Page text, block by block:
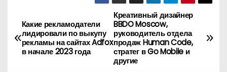
Н
а
Креативный дизайнер
BBDO Moscow,
руководитель отдела
продаж Human Code,
стратег в Go Mobile и
другие
Какие рекламодатели
лидировали по выкупу
рекламы на сайтах Adfox
в начале 2023 года